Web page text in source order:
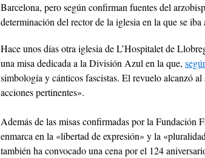
Barcelona, pero según confirman fuentes del
determinación del rector de la iglesia en la que se iba
Hace unos días otra iglesia de L’Hospitalet de
una misa dedicada a la División Azul en la que,
simbología y cánticos fascistas. El revuelo alcanzó
acciones pertinentes».
Además de las misas confirmadas por la Fundación
enmarca en la «libertad de expresión» y la
también ha convocado una cena por el 124